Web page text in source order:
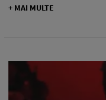
+ MAI MULTE